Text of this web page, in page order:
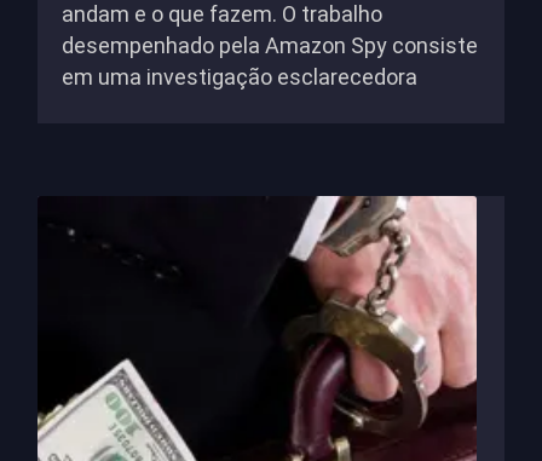
andam e o que fazem. O trabalho
desempenhado pela Amazon Spy consiste
em uma investigação esclarecedora